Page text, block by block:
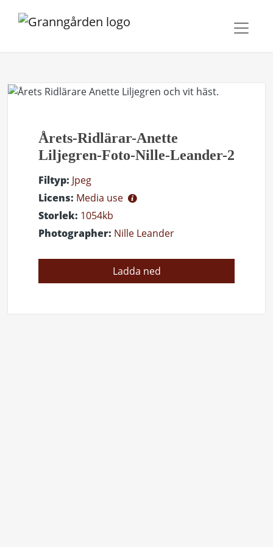
Årets-Ridlärar-Anette
Liljegren-Foto-Nille-Leander-2
Filtyp: Jpeg
Licens: Media use
Storlek: 1054kb
Photographer: Nille Leander
Ladda ned